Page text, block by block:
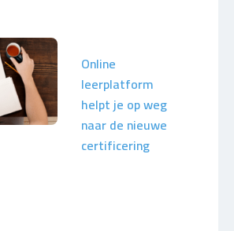
Online
leerplatform
helpt je op weg
naar de nieuwe
certificering